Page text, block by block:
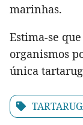
marinhas.
Estima-se
organismos
única